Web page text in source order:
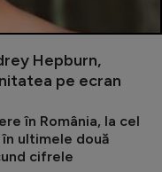
Hepburn,
pe ecran
în România, la cel
ultimele două
cifrele